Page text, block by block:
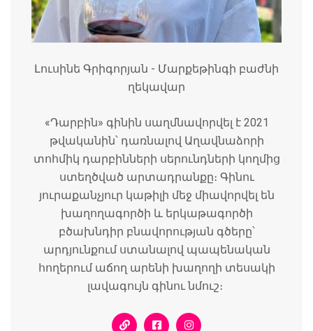
Լուսինե Գրիգորյան - Մարքեթինգի բաժնի
ղեկավար
«Դարբին» գինին սաղմնավորվել է 2021
թվականին՝ դառնալով Աղավնաձորի
տոհմիկ դարբինների սերունդների կողմից
ստեղծված արտադրանքը։ Գինու
յուրաքանչյուր կաթիլի մեջ միավորվել են
խաղողագործի և երկաթագործի
բծախնդիր բնավորության գծերը՝
արդյունքում ստանալով պապենական
հողերում աճող արենի խաղողի տեսակի
լավագույն գինու նմուշ։